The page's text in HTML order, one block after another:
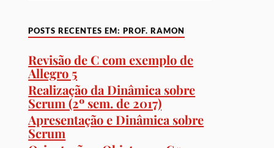
POSTS RECENTES EM: PROF. RAMON
Revisão de C com exemplo de
Allegro 5
Realização da Dinâmica sobre
Scrum (2º sem. de 2017)
Apresentação e Dinâmica sobre
Scrum